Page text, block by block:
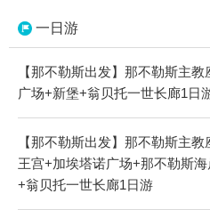
一日游
【那不勒斯出发】那不勒斯主
广场+新堡+翁贝托一世长廊1日
【那不勒斯出发】那不勒斯主
王宫+加埃塔诺广场+那不勒斯
+翁贝托一世长廊1日游